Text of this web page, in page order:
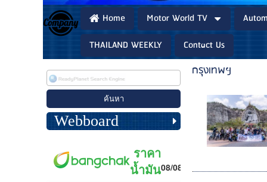
Home Motor World TV
THAILAND WEEKLY
Contact Us
Webboard
กรุงเทพฯ